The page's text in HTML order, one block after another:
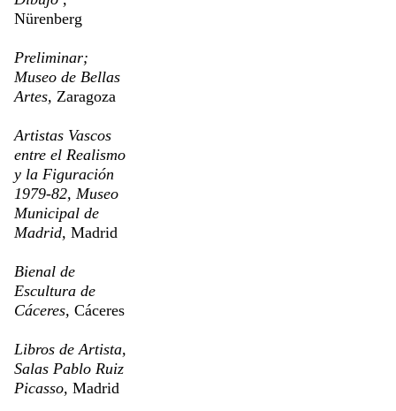
Nürenberg
Preliminar;
Museo de Bellas
Artes, Zaragoza
Artistas Vascos
entre el Realismo
y la Figuración
1979-82, Museo
Municipal de
Madrid, Madrid
Bienal de
Escultura de
Cáceres, Cáceres
Libros de Artista,
Salas Pablo Ruiz
Picasso, Madrid